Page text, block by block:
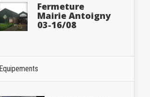
Fermeture
Mairie Antoigny
03-16/08
Equipements